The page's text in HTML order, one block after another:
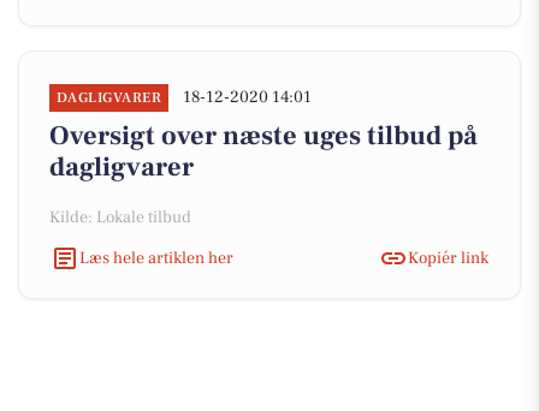
DAGLIGVARER 18-12-2020 14:01
Oversigt over næste uges tilbud på
dagligvarer
Kilde: Lokale tilbud
Læs hele artiklen her
Kopiér link